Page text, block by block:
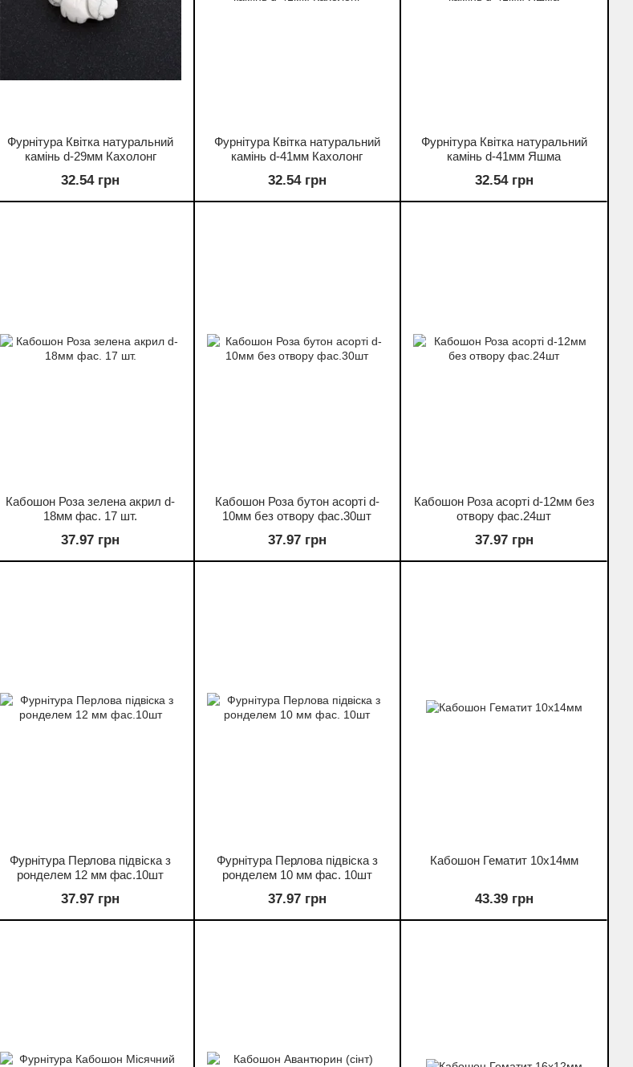
Фурнітура Квітка натуральний
камінь d-29мм Кахолонг
32.54 грн
Фурнітура Квітка натуральний
камінь d-41мм Кахолонг
32.54 грн
Фурнітура Квітка натуральний
камінь d-41мм Яшма
32.54 грн
Кабошон Роза зелена акрил d-
18мм фас. 17 шт.
37.97 грн
Кабошон Роза бутон асорті d-
10мм без отвору фас.30шт
37.97 грн
Кабошон Роза асорті d-12мм без
отвору фас.24шт
37.97 грн
Фурнітура Перлова підвіска з
ронделем 12 мм фас.10шт
37.97 грн
Фурнітура Перлова підвіска з
ронделем 10 мм фас. 10шт
37.97 грн
Кабошон Гематит 10х14мм
43.39 грн